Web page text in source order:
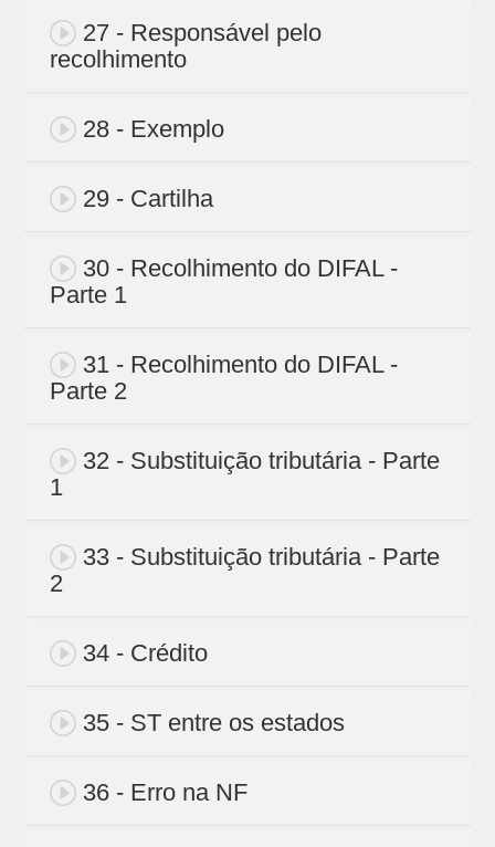
27 - Responsável pelo
recolhimento
28 - Exemplo
29 - Cartilha
30 - Recolhimento do DIFAL -
Parte 1
31 - Recolhimento do DIFAL -
Parte 2
32 - Substituição tributária - Parte
1
33 - Substituição tributária - Parte
2
34 - Crédito
35 - ST entre os estados
36 - Erro na NF